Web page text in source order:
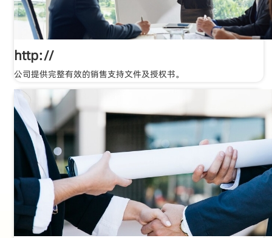
http://
公司提供完整有效的销售支持文件及授权书。